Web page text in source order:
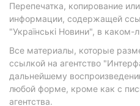
Перепечатка, копирование
информации, содержащей
"Українські Новини", в
Все материалы, которые
ссылкой на агентство
дальнейшему
любой форме, кроме как с
агентства.